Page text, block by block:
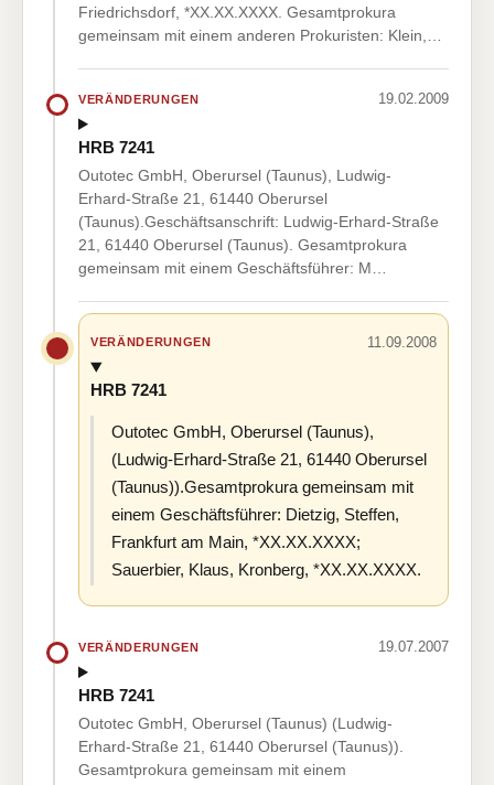
Friedrichsdorf, *XX.XX.XXXX. Gesamtprokura
gemeinsam mit einem anderen Prokuristen: Klein,…
VERÄNDERUNGEN 19.02.2009
HRB 7241
Outotec GmbH, Oberursel (Taunus), Ludwig-
Erhard-Straße 21, 61440 Oberursel
(Taunus).Geschäftsanschrift: Ludwig-Erhard-Straße
21, 61440 Oberursel (Taunus). Gesamtprokura
gemeinsam mit einem Geschäftsführer: M…
VERÄNDERUNGEN 11.09.2008
HRB 7241
Outotec GmbH, Oberursel (Taunus),
(Ludwig-Erhard-Straße 21, 61440 Oberursel
(Taunus)).Gesamtprokura gemeinsam mit
einem Geschäftsführer: Dietzig, Steffen,
Frankfurt am Main, *XX.XX.XXXX;
Sauerbier, Klaus, Kronberg, *XX.XX.XXXX.
VERÄNDERUNGEN 19.07.2007
HRB 7241
Outotec GmbH, Oberursel (Taunus) (Ludwig-
Erhard-Straße 21, 61440 Oberursel (Taunus)).
Gesamtprokura gemeinsam mit einem